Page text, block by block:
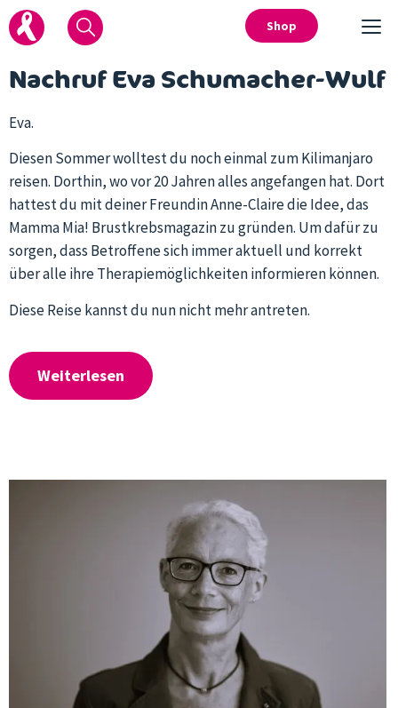
Shop
Nachruf Eva Schumacher-Wulf
Eva.
Diesen Sommer wolltest du noch einmal zum Kilimanjaro
reisen. Dorthin, wo vor 20 Jahren alles angefangen hat. Dort
hattest du mit deiner Freundin Anne-Claire die Idee, das
Mamma Mia! Brustkrebsmagazin zu gründen. Um dafür zu
sorgen, dass Betroffene sich immer aktuell und korrekt
über alle ihre Therapiemöglichkeiten informieren können.
Diese Reise kannst du nun nicht mehr antreten.
Weiterlesen